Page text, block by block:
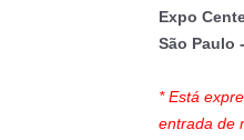
Expo
São Paulo
* Está
entrada de